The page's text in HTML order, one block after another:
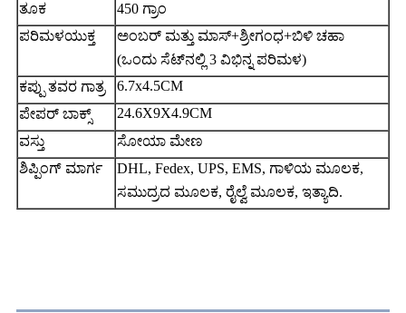
ತೂಕ
450 ಗ್ರಾಂ
ಪರಿಮಳಯುಕ್ತ
ಅಂಬರ್ ಮತ್ತು ಮಾಸ್+ಶ್ರೀಗಂಧ+ಬಿಳಿ ಚಹಾ
(ಒಂದು ಸೆಟ್‌ನಲ್ಲಿ 3 ವಿಭಿನ್ನ ಪರಿಮಳ)
ಕಪ್ಪು ತವರ ಗಾತ್ರ
6.7x4.5CM
ಪೇಪರ್ ಬಾಕ್ಸ್
24.6X9X4.9CM
ವಸ್ತು
ಸೋಯಾ ಮೇಣ
ಶಿಪ್ಪಿಂಗ್ ಮಾರ್ಗ
DHL, Fedex, UPS, EMS, ಗಾಳಿಯ ಮೂಲಕ,
ಸಮುದ್ರದ ಮೂಲಕ, ರೈಲ್ವೆ ಮೂಲಕ, ಇತ್ಯಾದಿ.